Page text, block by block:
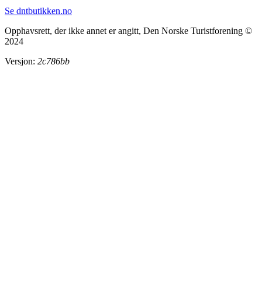
Se dntbutikken.no
Opphavsrett, der ikke annet er angitt, Den Norske Turistforening ©
2024
Versjon: 2c786bb